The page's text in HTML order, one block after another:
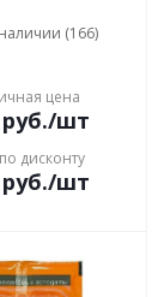
(166)
цена
/шт
дисконту
/шт